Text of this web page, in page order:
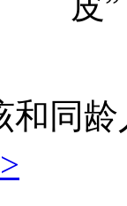
和同